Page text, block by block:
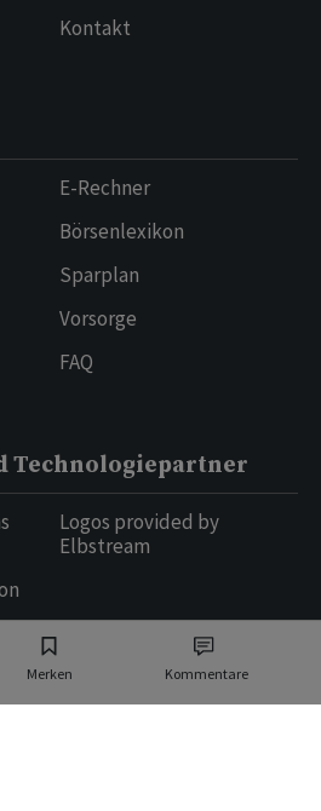
Merken Kommentare
Kontakt
E-Rechner
Börsenlexikon
Sparplan
Vorsorge
FAQ
Technologiepartner
Logos provided by
Elbstream
Schweiz